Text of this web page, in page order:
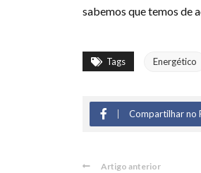
sabemos que temos de
Tags Energético
Compartilhar no
Artigo anterior